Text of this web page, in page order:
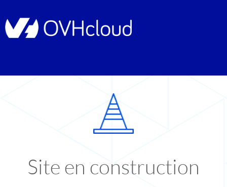
Site en construction